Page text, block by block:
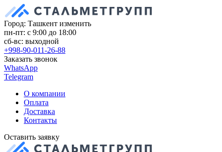
Город: Ташкент изменить
пн-пт: с 9:00 до 18:00
сб-вс: выходной
+998-90-011-26-88
Заказать звонок
WhatsApp
Telegram
О компании
Оплата
Доставка
Контакты
Оставить заявку